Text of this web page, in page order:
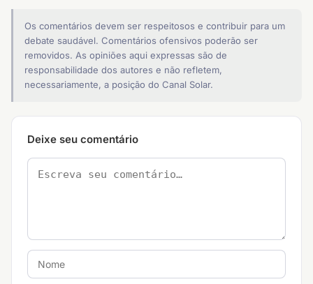
Os comentários devem ser respeitosos e contribuir para um
debate saudável. Comentários ofensivos poderão ser
removidos. As opiniões aqui expressas são de
responsabilidade dos autores e não refletem,
necessariamente, a posição do Canal Solar.
Deixe seu comentário